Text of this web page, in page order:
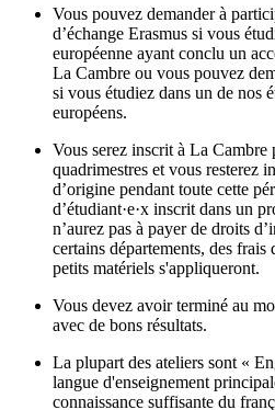
Vous pouvez demander à
d’échange Erasmus si vous
européenne ayant conclu un
La Cambre ou vous pouvez
si vous étudiez dans un de nos
européens.
Vous serez inscrit à La
quadrimestres et vous resterez
d’origine pendant toute cette
d’étudiant·e·x inscrit dans un
n’aurez pas à payer de droits
certains départements, des frais
petits matériels s'appliqueront.
Vous devez avoir terminé au
avec de bons résultats.
La plupart des ateliers sont «
langue d'enseignement
connaissance suffisante du